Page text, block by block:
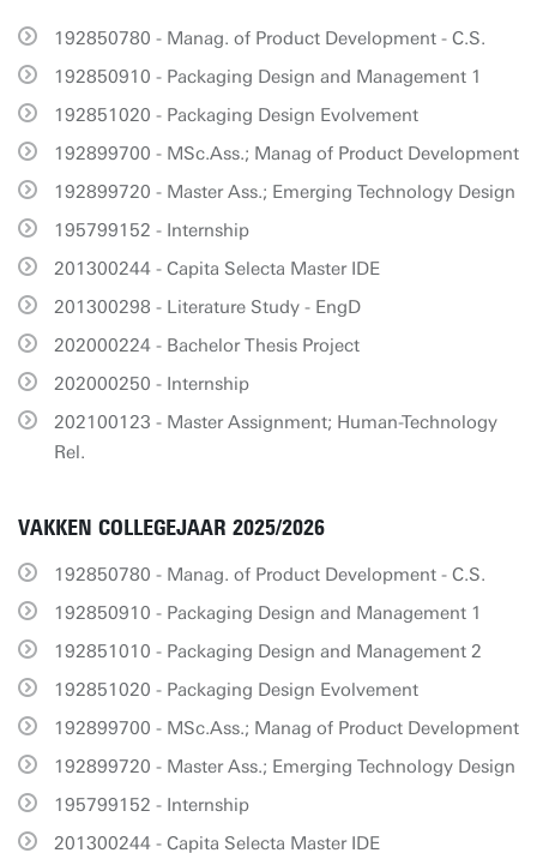
192850780 - Manag. of Product Development - C.S.
192850910 - Packaging Design and Management 1
192851020 - Packaging Design Evolvement
192899700 - MSc.Ass.; Manag of Product Development
192899720 - Master Ass.; Emerging Technology Design
195799152 - Internship
201300244 - Capita Selecta Master IDE
201300298 - Literature Study - EngD
202000224 - Bachelor Thesis Project
202000250 - Internship
202100123 - Master Assignment; Human-Technology
Rel.
VAKKEN COLLEGEJAAR 2025/2026
192850780 - Manag. of Product Development - C.S.
192850910 - Packaging Design and Management 1
192851010 - Packaging Design and Management 2
192851020 - Packaging Design Evolvement
192899700 - MSc.Ass.; Manag of Product Development
192899720 - Master Ass.; Emerging Technology Design
195799152 - Internship
201300244 - Capita Selecta Master IDE